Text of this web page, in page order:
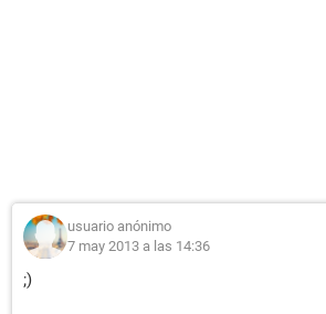
usuario anónimo
7 may 2013 a las 14:36
;)